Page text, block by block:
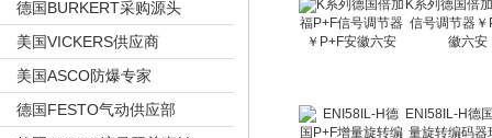
德国BURKERT采购源头
美国VICKERS供应商
美国ASCO防爆专家
德国FESTO气动供应部
K系列德国倍
信号调节器￥
徽六安
ENI58IL-H德
量旋转编码器